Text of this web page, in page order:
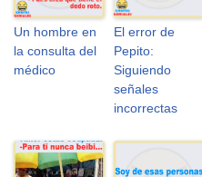
Un hombre en
la consulta del
médico
El error de
Pepito:
Siguiendo
señales
incorrectas